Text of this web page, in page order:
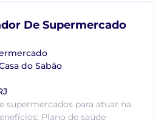
De Supermercado
do Sabão
supermercados para atuar na
Plano de saúde